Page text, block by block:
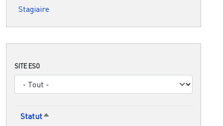
Stagiaire
SITE ESO
StatutTrier par ordre décroissant